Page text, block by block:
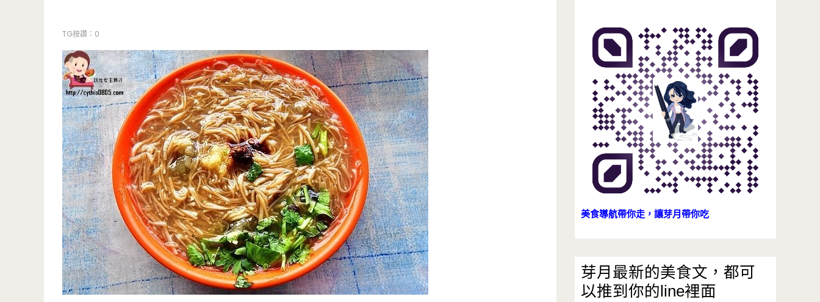
TG按讚：0
美食導航帶你走，讓芽月帶你吃
芽月最新的美食文，都可
以推到你的line裡面